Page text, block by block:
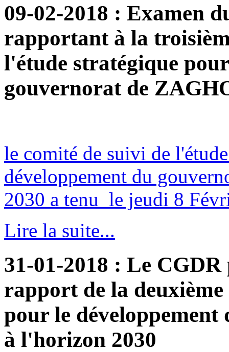
09-02-2018 : Examen
rapportant à la
l'étude stratégique
gouvernorat de
le comité de suivi de
développement du
2030 a tenu le jeudi 8
Lire la suite...
31-01-2018 : Le CGDR
rapport de la
pour le
à l'horizon 2030